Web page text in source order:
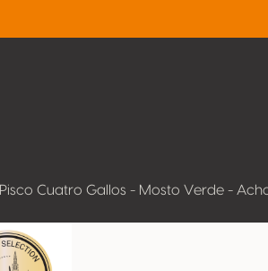
Pisco Cuatro Gallos - Mosto Verde -